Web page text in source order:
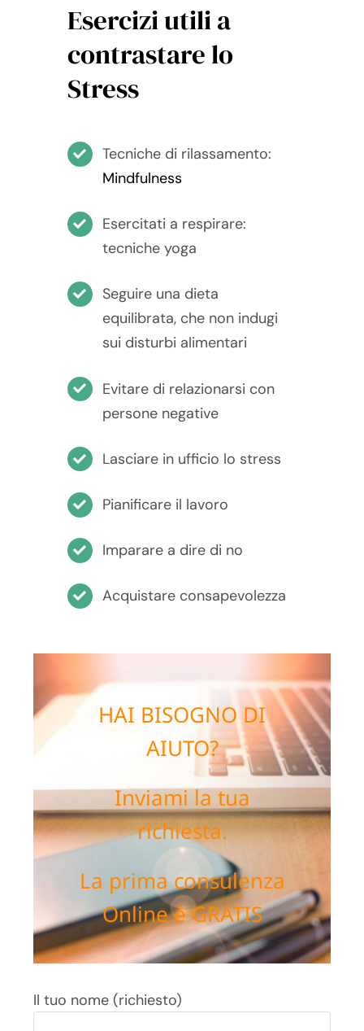
Esercizi utili a
contrastare lo
Stress
Tecniche di rilassamento:
Mindfulness
Esercitati a respirare:
tecniche yoga
Seguire una dieta
equilibrata, che non indugi
sui disturbi alimentari
Evitare di relazionarsi con
persone negative
Lasciare in ufficio lo stress
Pianificare il lavoro
Imparare a dire di no
Acquistare consapevolezza
HAI BISOGNO DI
AIUTO?
Inviami la tua
richiesta.
La prima consulenza
Online è GRATIS
Il tuo nome (richiesto)